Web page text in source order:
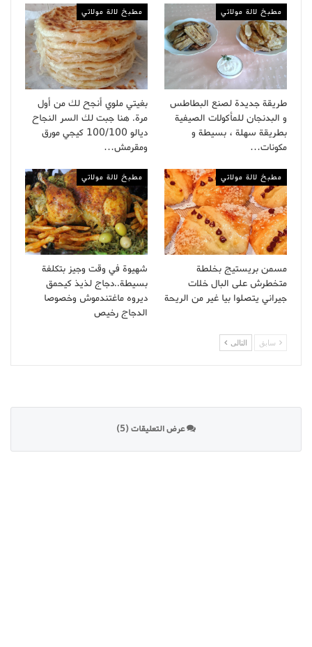
مطبخ لالة مولاتي
طريقة جديدة لصنع البطاطس
و البدنجان للمأكولات الصيفية
بطريقة سهلة ، بسيطة و
مكونات…
مطبخ لالة مولاتي
بغيتي ملوي أنجح لك من أول
مرة. هنا جبت لك السر النجاح
ديالو 100/100 كيجي مورق
ومقرمش…
مطبخ لالة مولاتي
مسمن بريستيج بخلطة
متخطرش على البال خلات
جيراني يتصلوا بيا غير من الريحة
مطبخ لالة مولاتي
شهيوة في وقت وجيز بتكلفة
بسيطة..دجاج لذيذ كيحمق
ديروه ماغتندموش وخصوصا
الدجاج رخيص
سابق التالى
عرض التعليقات (5)